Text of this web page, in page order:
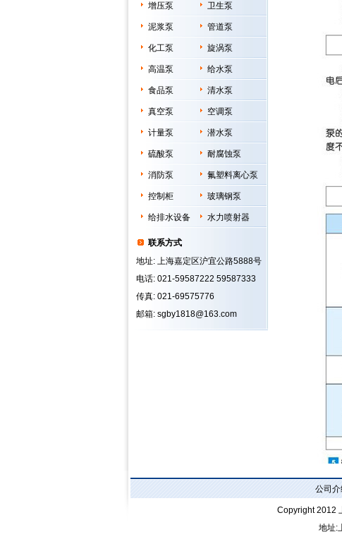
增压泵 卫生泵
泥浆泵 管道泵
化工泵 旋涡泵
高温泵 给水泵
食品泵 清水泵
真空泵 空调泵
计量泵 潜水泵
硫酸泵 耐腐蚀泵
消防泵 氟塑料离心泵
控制柜 玻璃钢泵
给排水设备 水力喷射器
联系方式
地址: 上海嘉定区沪宜公路5888号
电话: 021-59587222 59587333
传真: 021-69575776
邮箱: sgby1818@163.com
公司介
Copyright 2012
地址: